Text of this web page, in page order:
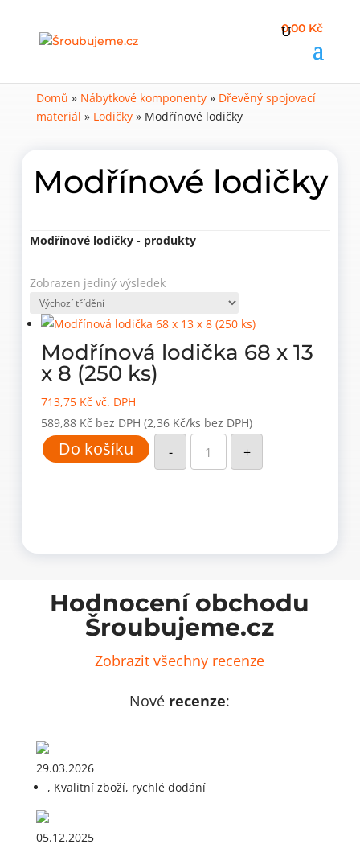
0,00 Kč
Domů » Nábytkové komponenty» Dřevěný spojovací
materiál » Lodičky» Modřínové lodičky
Modřínové lodičky
Modřínové lodičky - produkty
Zobrazen jediný výsledek
Modřínová lodička 68 x 13
x 8 (250 ks)
713,75 Kč vč. DPH
589,88 Kč bez DPH (2,36 Kč/ks bez DPH)
Do košíku -
Modřínová
lodička
x
+
Hodnocení obchodu
Šroubujeme.cz
Zobrazit všechny recenze
Nové recenze:
29.03.2026
, Kvalitní zboží, rychlé dodání
05.12.2025